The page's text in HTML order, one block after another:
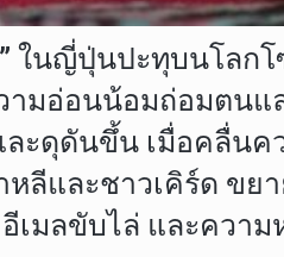
ในญี่ปุ่นปะทุบนโลกโ
มอ่อนน้อมถ่อมตนแ
ะดุดันขึ้น เมื่อคลื่นค
ลีและชาวเคิร์ด ขย
เมลขับไล่ และควา